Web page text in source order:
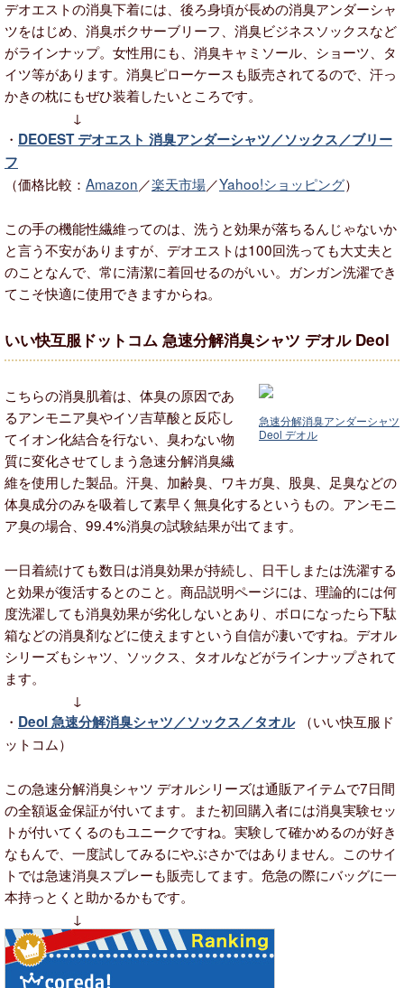
デオエストの消臭下着には、後ろ身頃が長めの消臭アンダーシャ
ツをはじめ、消臭ボクサーブリーフ、消臭ビジネスソックスなど
がラインナップ。女性用にも、消臭キャミソール、ショーツ、タ
イツ等があります。消臭ピローケースも販売されてるので、汗っ
かきの枕にもぜひ装着したいところです。
↓
・ DEOEST デオエスト 消臭アンダーシャツ／ソックス／ブリー
フ
（価格比較： Amazon／楽天市場／Yahoo!ショッピング）
この手の機能性繊維ってのは、洗うと効果が落ちるんじゃないか
と言う不安がありますが、デオエストは100回洗っても大丈夫と
のことなんで、常に清潔に着回せるのがいい。ガンガン洗濯でき
てこそ快適に使用できますからね。
いい快互服ドットコム 急速分解消臭シャツ デオル Deol
急速分解消臭アンダーシャツ
Deol デオル
こちらの消臭肌着は、体臭の原因であ
るアンモニア臭やイソ吉草酸と反応し
てイオン化結合を行ない、臭わない物
質に変化させてしまう急速分解消臭繊
維を使用した製品。汗臭、加齢臭、ワキガ臭、股臭、足臭などの
体臭成分のみを吸着して素早く無臭化するというもの。アンモニ
ア臭の場合、99.4%消臭の試験結果が出てます。
一日着続けても数日は消臭効果が持続し、日干しまたは洗濯する
と効果が復活するとのこと。商品説明ページには、理論的には何
度洗濯しても消臭効果が劣化しないとあり、ボロになったら下駄
箱などの消臭剤などに使えますという自信が凄いですね。デオル
シリーズもシャツ、ソックス、タオルなどがラインナップされて
ます。
↓
・ Deol 急速分解消臭シャツ／ソックス／タオル
（いい快互服ド
ットコム）
この急速分解消臭シャツ デオルシリーズは通販アイテムで7日間
の全額返金保証が付いてます。また初回購入者には消臭実験セッ
トが付いてくるのもユニークですね。実験して確かめるのが好き
なもんで、一度試してみるにやぶさかではありません。このサイ
トでは急速消臭スプレーも販売してます。危急の際にバッグに一
本持っとくと助かるかもです。
↓